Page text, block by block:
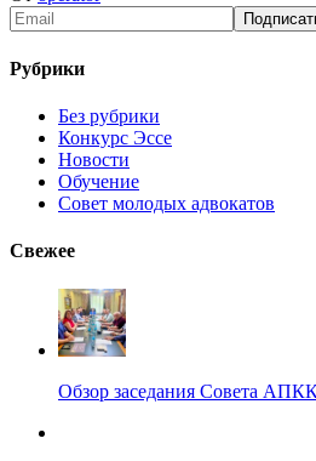
Рубрики
Без рубрики
Конкурс Эссе
Новости
Обучение
Совет молодых адвокатов
Свежее
Обзор заседания Совета